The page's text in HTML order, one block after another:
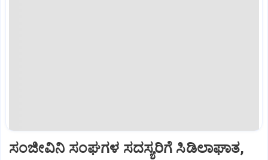
ಸಂಜೀವಿನಿ ಸಂಘಗಳ ಸದಸ್ಯರಿಗೆ ಸಿಡಿಲಾಘಾತ,